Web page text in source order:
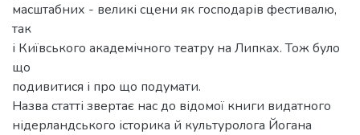
масштабних - великі сцени як господарів фестивалю,
так
і Київського академічного театру на Липках. Тож було
що
подивитися і про що подумати.
Назва статті звертає нас до відомої книги видатного
нідерландського історика й культуролога Йогана